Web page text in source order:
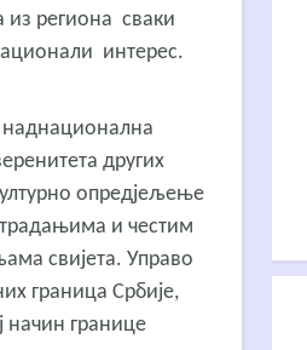
из региона сваки
интерес.
наднационална
других
опредјељење
и честим
свијета. Управо
граница Србије,
начин границе